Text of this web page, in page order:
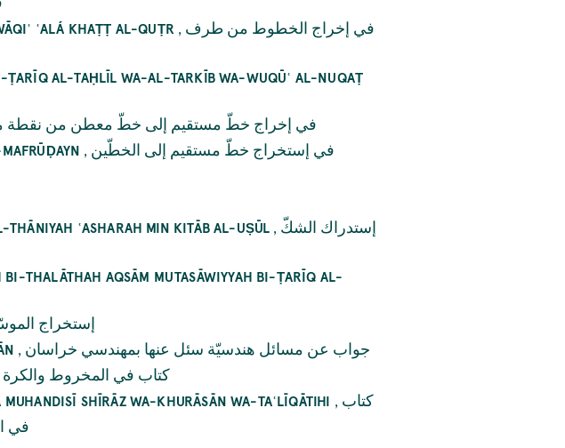
ʿALÁ KHAṬṬ AL-QUṬR , في إخراج الخطوط من طرف
ṬARĪQ AL-TAḤLĪL WA-AL-TARKĪB WA-WUQŪʿ AL-NUQAṬ
في إخراج خطّ مستقيم إلى خطّ معطن من نقطة
, في إستخراج خطّ مستقيم إلى الخطّين
ʿASHARAH MIN KITĀB AL-UṢŪL , إستدراك الشكّ
THALĀTHAH AQSĀM MUTASĀWIYYAH BI-ṬARĪQ AL-
إستخراج
, جواب عن مسائل هندسيّة سئل عنها بمهندسي خراسان
كتاب في المخروط والكرة
SHĪRĀZ WA-KHURĀSĀN WA-TAʿLĪQĀTIHI , كتاب
في